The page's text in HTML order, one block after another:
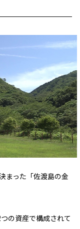
まった「佐渡島の金
の資産で構成されて